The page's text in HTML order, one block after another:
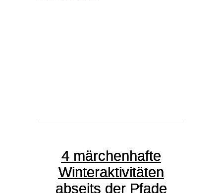
4märchenhafte
Winteraktivitäten
abseits der Pfade